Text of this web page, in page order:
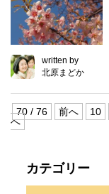
written by
北原まどか
70 / 76 前へ 10
へ
カテゴリー